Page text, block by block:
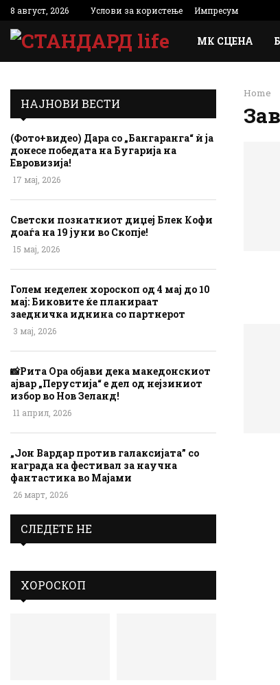
8 август, 2026 Услови за користење Импресум
МК СЦЕНА
Home
НАЈНОВИ ВЕСТИ
(Фото+видео) Дара со „Бангаранга“ ѝ ја
донесе победата на Бугарија на
Евровизија!
17 мај, 2026
Светски познатниот диџеј Блек Кофи
доаѓа на 19 јуни во Скопје!
15 мај, 2026
Голем неделен хороскоп од 4 мај до 10
мај: Биковите ќе планираат
заедничка иднина со партнерот
3 мај, 2026
📸Рита Ора објави дека македонскиот
ајвар „Перустија“ е дел од нејзиниот
избор во Нов Зеланд!
11 април, 2026
„Јон Вардар против галаксијата” со
награда на фестивал за научна
фантастика во Мајами
26 март, 2026
СЛЕДЕТЕ НЕ
ХОРОСКОП